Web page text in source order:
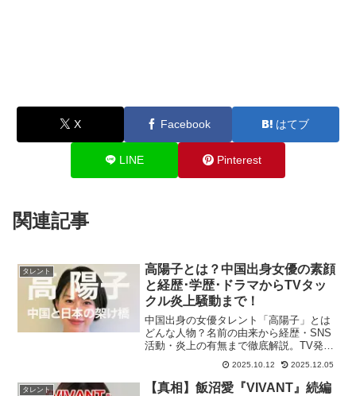
X Facebook はてブ
LINE Pinterest
関連記事
タレント
高陽子とは？中国出身女優の素顔
と経歴･学歴･ドラマからTVタッ
クル炎上騒動まで！
中国出身の女優タレント「高陽子」とは
どんな人物？名前の由来から経歴・SNS
活動・炎上の有無まで徹底解説。TV発言
で話題になった背景や実際のコメントも
2025.10.12 2025.12.05
タレント
【真相】飯沼愛『VIVANT』続編